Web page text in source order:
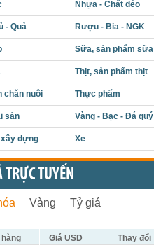
Nhựa - Chất dẻo
- Quả Rượu - Bia - NGK
Sữa, sản phẩm sữa
Thịt, sản phẩm thịt
chăn nuôi Thực phẩm
sản Vàng - Bạc - Đá quý
dựng Xe
TRỰC TUYẾN
Vàng Tỷ giá
Giá USD
Thay đổi